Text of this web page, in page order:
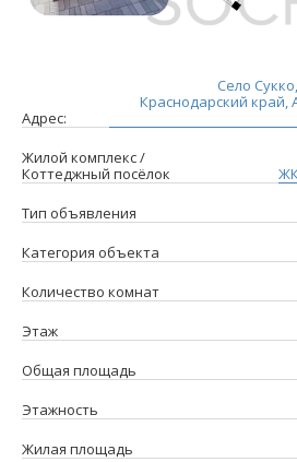
Адрес:
Село
Краснодарский край,
Жилой комплекс /
Коттеджный посёлок
Тип объявления
Категория объекта
Количество комнат
Этаж
Общая площадь
Этажность
Жилая площадь